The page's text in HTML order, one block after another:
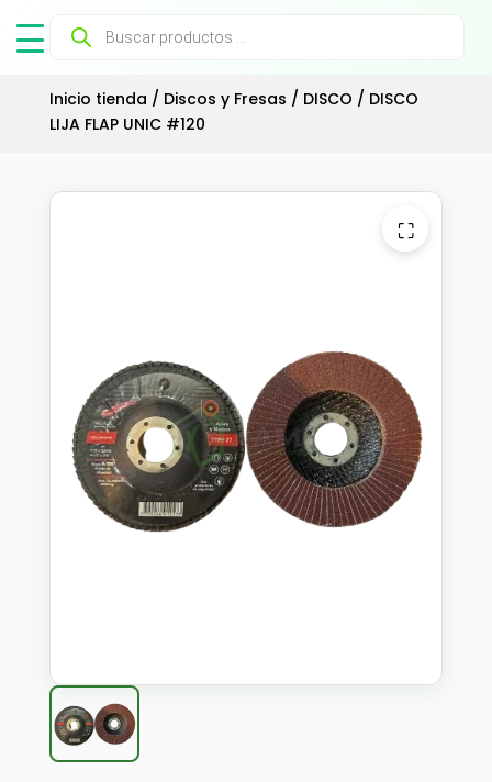
Búsqueda
productos
Inicio tienda / Discos y Fresas / DISCO / DISCO
LIJA FLAP UNIC #120
⛶